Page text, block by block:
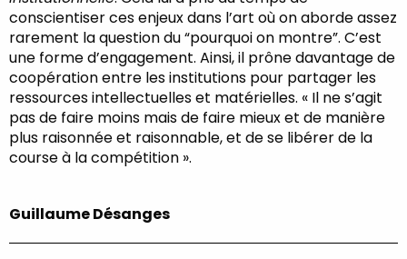
conscientiser ces enjeux dans l’art où on aborde assez
rarement la question du “pourquoi on montre”. C’est
une forme d’engagement. Ainsi, il prône davantage de
coopération entre les institutions pour partager les
ressources intellectuelles et matérielles. « Il ne s’agit
pas de faire moins mais de faire mieux et de manière
plus raisonnée et raisonnable, et de se libérer de la
course à la compétition ».
Guillaume Désanges